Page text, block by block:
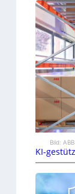
Bild:
KI-